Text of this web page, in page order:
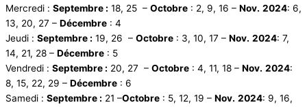
Mercredi : Septembre : 18, 25 – Octobre : 2, 9, 16 – Nov. 2024: 6,
13, 20, 27 – Décembre : 4
Jeudi : Septembre : 19, 26 – Octobre : 3, 10, 17 – Nov. 2024: 7,
14, 21, 28 – Décembre : 5
Vendredi : Septembre : 20, 27 – Octobre : 4, 11, 18 – Nov. 2024:
8, 15, 22, 29 – Décembre : 6
Samedi : Septembre : 21 –Octobre : 5, 12, 19 – Nov. 2024: 9, 16,